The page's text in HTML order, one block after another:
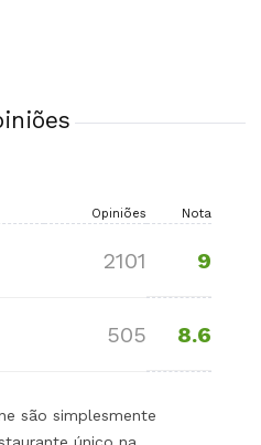
Opiniões Nota
2101 9
505 8.6
são simplesmente